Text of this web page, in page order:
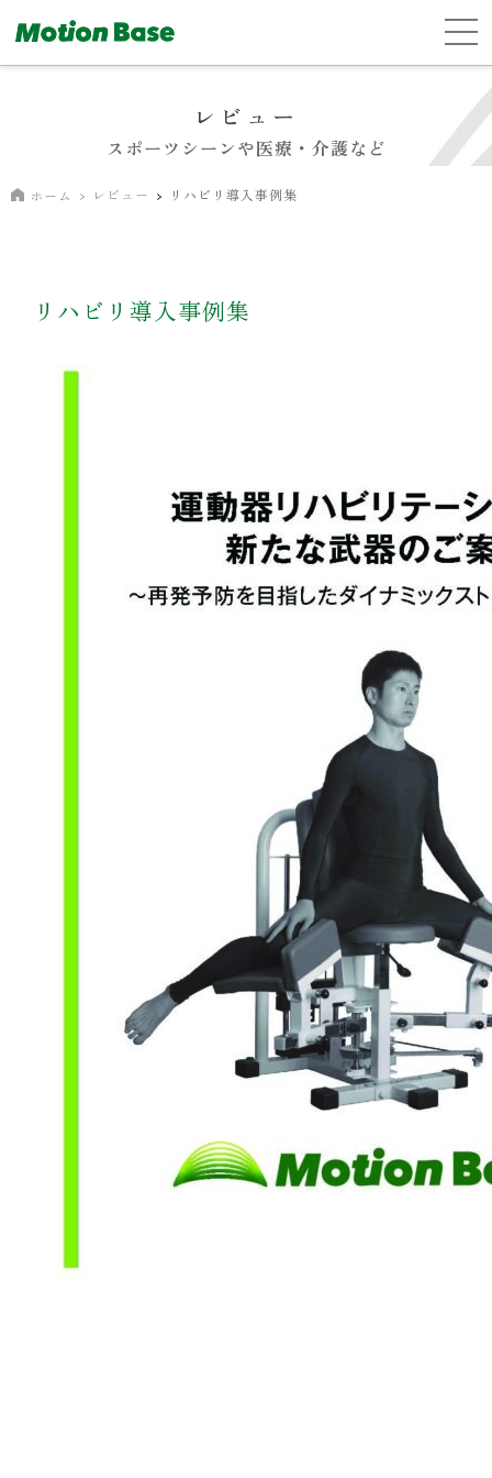
レビュー
スポーツシーンや医療・介護など
ホーム レビュー リハビリ導入事例集
リハビリ導入事例集